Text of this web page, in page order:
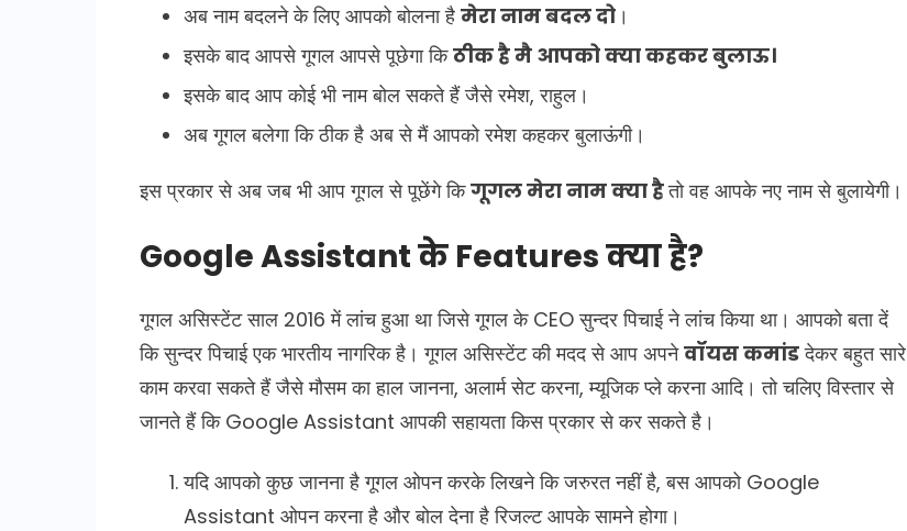
अब नाम बदलने के लिए आपको बोलना है मेरा नाम बदल दो ।
इसके बाद आपसे गूगल आपसे पूछेगा किठीक है मै आपको क्या कहकर बुलाऊ।
इसके बाद आप कोई भी नाम बोल सकते हैं जैसे रमेश, राहुल।
अब गूगल बलेगा कि ठीक है अब से मैं आपको रमेश कहकर बुलाऊंगी।
इस प्रकार से अब जब भी आप गूगल से पूछेंगे किगूगल मेरा नाम क्या हैतो वह आपके नए नाम से बुलायेगी।
Google Assistant के Features क्या है?
गूगल असिस्टेंट साल 2016 में लांच हुआ था जिसे गूगल के CEO सुन्दर पिचाई ने लांच किया था। आपको बता दें
कि सुन्दर पिचाई एक भारतीय नागरिक है। गूगल असिस्टेंट की मदद से आप अपनेवॉयस कमांडदेकर बहुत सारे
काम करवा सकते हैं जैसे मौसम का हाल जानना, अलार्म सेट करना, म्यूजिक प्ले करना आदि। तो चलिए विस्तार से
जानते हैं कि Google Assistant आपकी सहायता किस प्रकार से कर सकते है।
यदि आपको कुछ जानना है गूगल ओपन करके लिखने कि जरुरत नहीं है, बस आपको Google
Assistant ओपन करना है और बोल देना है रिजल्ट आपके सामने होगा।